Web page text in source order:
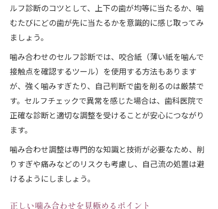
ルフ診断のコツとして、上下の歯が均等に当たるか、噛
むたびにどの歯が先に当たるかを意識的に感じ取ってみ
ましょう。
噛み合わせのセルフ診断では、咬合紙（薄い紙を噛んで
接触点を確認するツール）を使用する方法もあります
が、強く噛みすぎたり、自己判断で歯を削るのは厳禁で
す。セルフチェックで異常を感じた場合は、歯科医院で
正確な診断と適切な調整を受けることが安心につながり
ます。
噛み合わせ調整は専門的な知識と技術が必要なため、削
りすぎや痛みなどのリスクも考慮し、自己流の処置は避
けるようにしましょう。
正しい噛み合わせを見極めるポイント